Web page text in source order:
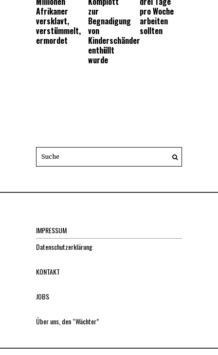
Afrikaner
versklavt,
verstümmelt,
ermordet
zur
Begnadigung
von
Kinderschänder
enthüllt
wurde
pro Woche
arbeiten
sollten
IMPRESSUM
Datenschutzerklärung
KONTAKT
JOBS
Über uns, den “Wächter”